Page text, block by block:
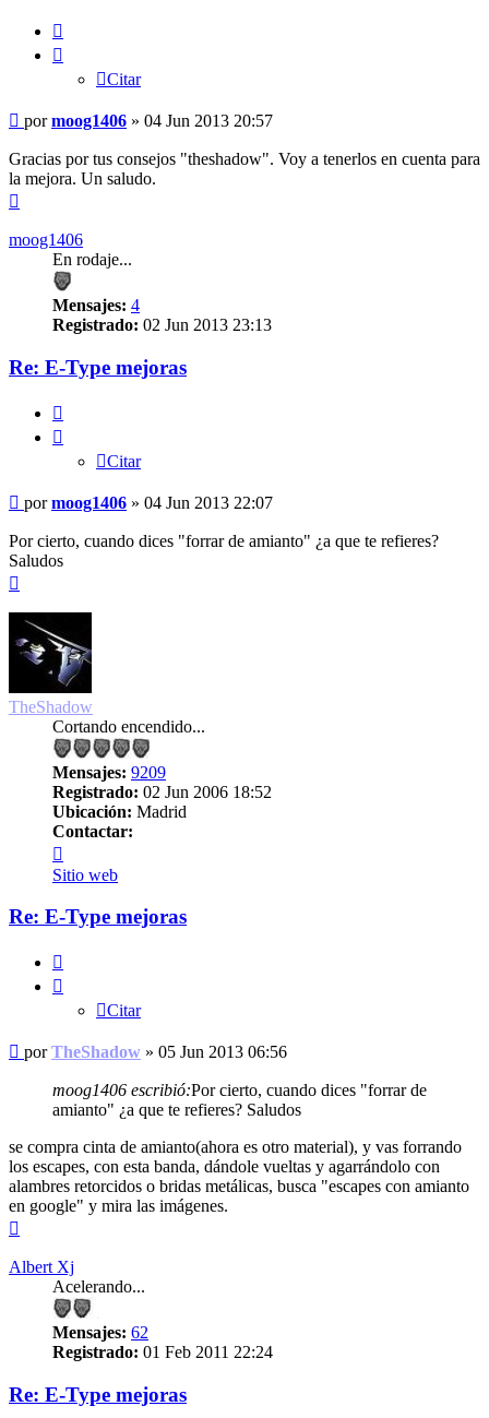
Citar
Mensaje
sin
leer
pormoog1406 » 04 Jun 2013 20:57
Gracias por tus consejos "theshadow". Voy a tenerlos en cuenta para
la mejora. Un saludo.
moog1406
En rodaje...
Mensajes: 4
Registrado: 02 Jun 2013 23:13
Re: E-Type mejoras
Citar
Mensaje
sin
leer
pormoog1406 » 04 Jun 2013 22:07
Por cierto, cuando dices "forrar de amianto" ¿a que te refieres?
Saludos
TheShadow
Cortando encendido...
Mensajes: 9209
Registrado: 02 Jun 2006 18:52
Ubicación: Madrid
Contactar:
TheShadow
Sitio web
Re: E-Type mejoras
Citar
Mensaje
sin
porTheShadow » 05 Jun 2013 06:56
moog1406 escribió:Por cierto, cuando dices "forrar de
amianto" ¿a que te refieres? Saludos
se compra cinta de amianto(ahora es otro material), y vas forrando
los escapes, con esta banda, dándole vueltas y agarrándolo con
alambres retorcidos o bridas metálicas, busca "escapes con amianto
en google" y mira las imágenes.
Albert Xj
Acelerando...
Mensajes: 62
Registrado: 01 Feb 2011 22:24
Re: E-Type mejoras